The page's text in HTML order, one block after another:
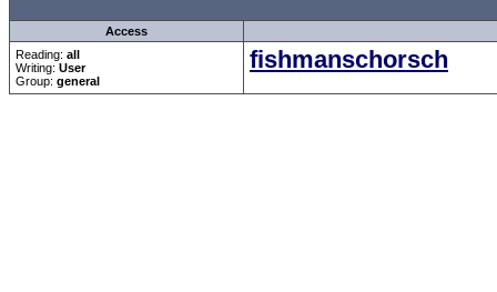
Access
Reading: all
Writing: User
Group: general
fishmanschorsch